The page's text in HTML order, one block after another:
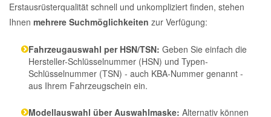
Erstausrüsterqualität schnell und unkompliziert finden, stehen
Ihnen mehrere Suchmöglichkeiten zur Verfügung:
Fahrzeugauswahl per HSN/TSN: Geben Sie einfach die
Hersteller-Schlüsselnummer (HSN) und Typen-
Schlüsselnummer (TSN) - auch KBA-Nummer genannt -
aus Ihrem Fahrzeugschein ein.
Modellauswahl über Auswahlmaske: Alternativ können